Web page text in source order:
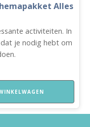
Alles
activiteiten. In
je nodig hebt om